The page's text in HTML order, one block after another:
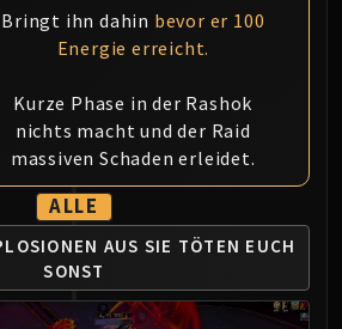
Bringt ihn dahin bevor er 100
Energie erreicht.
Kurze Phase in der Rashok
nichts macht und der Raid
massiven Schaden erleidet.
ALLE
AUS SIE TÖTEN EUCH
SONST